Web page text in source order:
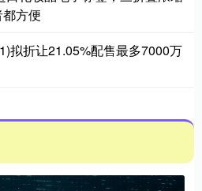
方便
拟折让21.05%配售最多7000万